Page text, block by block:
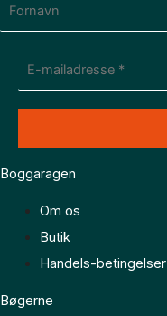
Boggaragen
Om os
Butik
Handels-betingelser
Bøgerne